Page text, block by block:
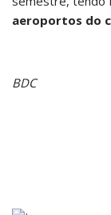
aeroportos do
BDC